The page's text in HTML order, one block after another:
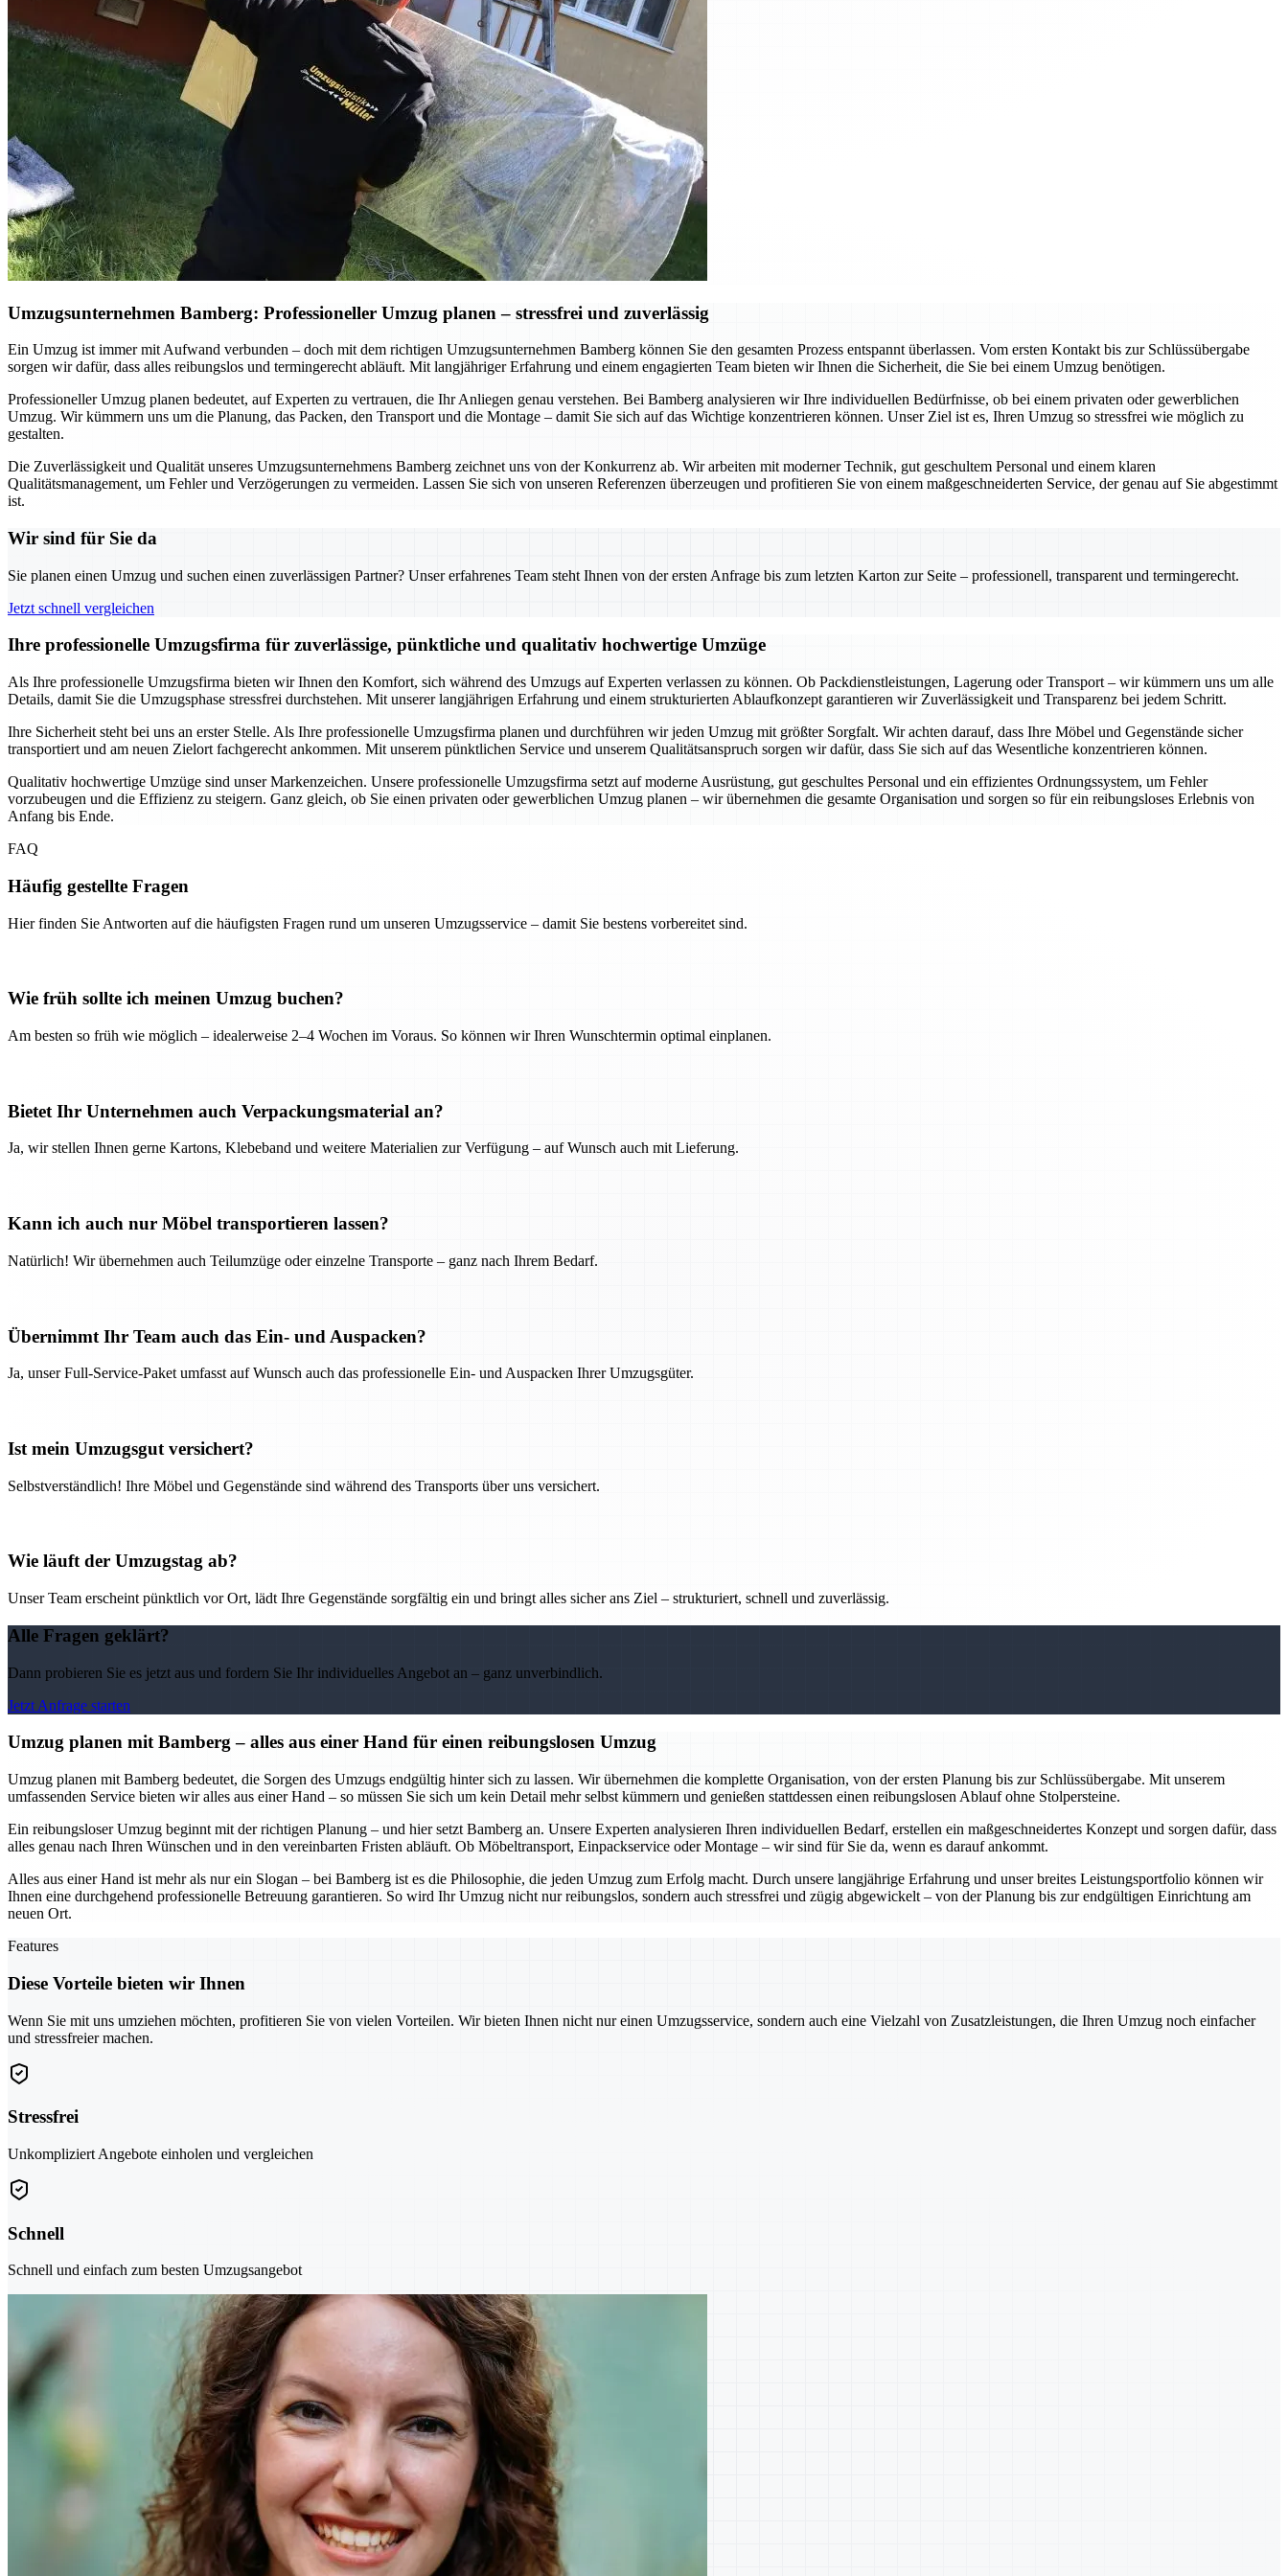
Umzugsunternehmen Bamberg: Professioneller Umzug planen – stressfrei und zuverlässig
Ein Umzug ist immer mit Aufwand verbunden – doch mit dem richtigen Umzugsunternehmen Bamberg können Sie den gesamten Prozess entspannt überlassen. Vom ersten Kontakt bis zur Schlüssübergabe
sorgen wir dafür, dass alles reibungslos und termingerecht abläuft. Mit langjähriger Erfahrung und einem engagierten Team bieten wir Ihnen die Sicherheit, die Sie bei einem Umzug benötigen.
Professioneller Umzug planen bedeutet, auf Experten zu vertrauen, die Ihr Anliegen genau verstehen. Bei Bamberg analysieren wir Ihre individuellen Bedürfnisse, ob bei einem privaten oder gewerblichen
Umzug. Wir kümmern uns um die Planung, das Packen, den Transport und die Montage – damit Sie sich auf das Wichtige konzentrieren können. Unser Ziel ist es, Ihren Umzug so stressfrei wie möglich zu
gestalten.
Die Zuverlässigkeit und Qualität unseres Umzugsunternehmens Bamberg zeichnet uns von der Konkurrenz ab. Wir arbeiten mit moderner Technik, gut geschultem Personal und einem klaren
Qualitätsmanagement, um Fehler und Verzögerungen zu vermeiden. Lassen Sie sich von unseren Referenzen überzeugen und profitieren Sie von einem maßgeschneiderten Service, der genau auf Sie abgestimmt
ist.
Wir sind für Sie da
Sie planen einen Umzug und suchen einen zuverlässigen Partner? Unser erfahrenes Team steht Ihnen von der ersten Anfrage bis zum letzten Karton zur Seite – professionell, transparent und termingerecht.
Jetzt schnell vergleichen
Ihre professionelle Umzugsfirma für zuverlässige, pünktliche und qualitativ hochwertige Umzüge
Als Ihre professionelle Umzugsfirma bieten wir Ihnen den Komfort, sich während des Umzugs auf Experten verlassen zu können. Ob Packdienstleistungen, Lagerung oder Transport – wir kümmern uns um alle
Details, damit Sie die Umzugsphase stressfrei durchstehen. Mit unserer langjährigen Erfahrung und einem strukturierten Ablaufkonzept garantieren wir Zuverlässigkeit und Transparenz bei jedem Schritt.
Ihre Sicherheit steht bei uns an erster Stelle. Als Ihre professionelle Umzugsfirma planen und durchführen wir jeden Umzug mit größter Sorgfalt. Wir achten darauf, dass Ihre Möbel und Gegenstände sicher
transportiert und am neuen Zielort fachgerecht ankommen. Mit unserem pünktlichen Service und unserem Qualitätsanspruch sorgen wir dafür, dass Sie sich auf das Wesentliche konzentrieren können.
Qualitativ hochwertige Umzüge sind unser Markenzeichen. Unsere professionelle Umzugsfirma setzt auf moderne Ausrüstung, gut geschultes Personal und ein effizientes Ordnungssystem, um Fehler
vorzubeugen und die Effizienz zu steigern. Ganz gleich, ob Sie einen privaten oder gewerblichen Umzug planen – wir übernehmen die gesamte Organisation und sorgen so für ein reibungsloses Erlebnis von
Anfang bis Ende.
FAQ
Häufig gestellte Fragen
Hier finden Sie Antworten auf die häufigsten Fragen rund um unseren Umzugsservice – damit Sie bestens vorbereitet sind.
Wie früh sollte ich meinen Umzug buchen?
Am besten so früh wie möglich – idealerweise 2–4 Wochen im Voraus. So können wir Ihren Wunschtermin optimal einplanen.
Bietet Ihr Unternehmen auch Verpackungsmaterial an?
Ja, wir stellen Ihnen gerne Kartons, Klebeband und weitere Materialien zur Verfügung – auf Wunsch auch mit Lieferung.
Kann ich auch nur Möbel transportieren lassen?
Natürlich! Wir übernehmen auch Teilumzüge oder einzelne Transporte – ganz nach Ihrem Bedarf.
Übernimmt Ihr Team auch das Ein- und Auspacken?
Ja, unser Full-Service-Paket umfasst auf Wunsch auch das professionelle Ein- und Auspacken Ihrer Umzugsgüter.
Ist mein Umzugsgut versichert?
Selbstverständlich! Ihre Möbel und Gegenstände sind während des Transports über uns versichert.
Wie läuft der Umzugstag ab?
Unser Team erscheint pünktlich vor Ort, lädt Ihre Gegenstände sorgfältig ein und bringt alles sicher ans Ziel – strukturiert, schnell und zuverlässig.
Alle Fragen geklärt?
Dann probieren Sie es jetzt aus und fordern Sie Ihr individuelles Angebot an – ganz unverbindlich.
Jetzt Anfrage starten
Umzug planen mit Bamberg – alles aus einer Hand für einen reibungslosen Umzug
Umzug planen mit Bamberg bedeutet, die Sorgen des Umzugs endgültig hinter sich zu lassen. Wir übernehmen die komplette Organisation, von der ersten Planung bis zur Schlüssübergabe. Mit unserem
umfassenden Service bieten wir alles aus einer Hand – so müssen Sie sich um kein Detail mehr selbst kümmern und genießen stattdessen einen reibungslosen Ablauf ohne Stolpersteine.
Ein reibungsloser Umzug beginnt mit der richtigen Planung – und hier setzt Bamberg an. Unsere Experten analysieren Ihren individuellen Bedarf, erstellen ein maßgeschneidertes Konzept und sorgen dafür, dass
alles genau nach Ihren Wünschen und in den vereinbarten Fristen abläuft. Ob Möbeltransport, Einpackservice oder Montage – wir sind für Sie da, wenn es darauf ankommt.
Alles aus einer Hand ist mehr als nur ein Slogan – bei Bamberg ist es die Philosophie, die jeden Umzug zum Erfolg macht. Durch unsere langjährige Erfahrung und unser breites Leistungsportfolio können wir
Ihnen eine durchgehend professionelle Betreuung garantieren. So wird Ihr Umzug nicht nur reibungslos, sondern auch stressfrei und zügig abgewickelt – von der Planung bis zur endgültigen Einrichtung am
neuen Ort.
Features
Diese Vorteile bieten wir Ihnen
Wenn Sie mit uns umziehen möchten, profitieren Sie von vielen Vorteilen. Wir bieten Ihnen nicht nur einen Umzugsservice, sondern auch eine Vielzahl von Zusatzleistungen, die Ihren Umzug noch einfacher
und stressfreier machen.
Stressfrei
Unkompliziert Angebote einholen und vergleichen
Schnell
Schnell und einfach zum besten Umzugsangebot